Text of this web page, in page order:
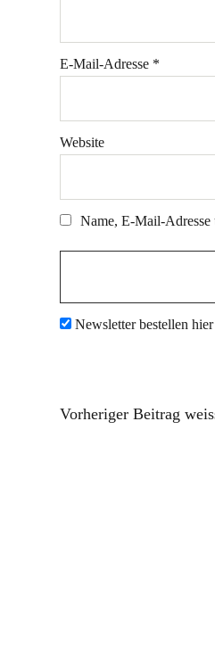
E-Mail-Adresse *
Website
Name, E-Mail-Adresse
Newsletter bestellen hier
Vorheriger Beitrag